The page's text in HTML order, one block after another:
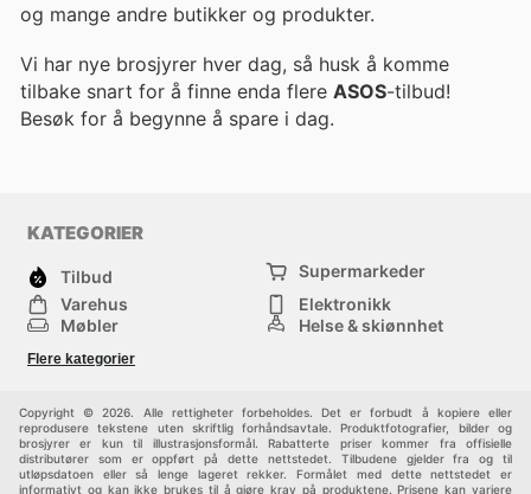
og mange andre butikker og produkter.
Vi har nye brosjyrer hver dag, så husk å komme
tilbake snart for å finne enda flere ASOS-tilbud!
Besøk for å begynne å spare i dag.
KATEGORIER
Tilbud
Supermarkeder
Varehus
Elektronikk
Møbler
Helse & skjønnhet
Sport
Flere kategorier
Copyright © 2026. Alle rettigheter forbeholdes. Det er forbudt å kopiere eller
reprodusere tekstene uten skriftlig forhåndsavtale. Produktfotografier, bilder og
brosjyrer er kun til illustrasjonsformål. Rabatterte priser kommer fra offisielle
distributører som er oppført på dette nettstedet. Tilbudene gjelder fra og til
utløpsdatoen eller så lenge lageret rekker. Formålet med dette nettstedet er
informativt og kan ikke brukes til å gjøre krav på produktene. Prisene kan variere